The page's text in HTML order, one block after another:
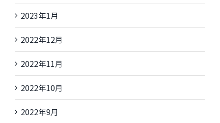
2023年1月
2022年12月
2022年11月
2022年10月
2022年9月